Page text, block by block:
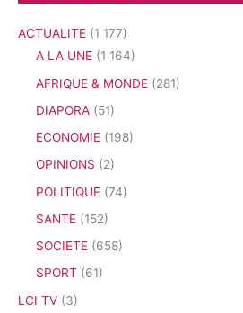
ACTUALITE (1 177)
A LA UNE (1 164)
AFRIQUE & MONDE (281)
DIAPORA (51)
ECONOMIE (198)
OPINIONS (2)
POLITIQUE (74)
SANTE (152)
SOCIETE (658)
SPORT (61)
LCI TV (3)